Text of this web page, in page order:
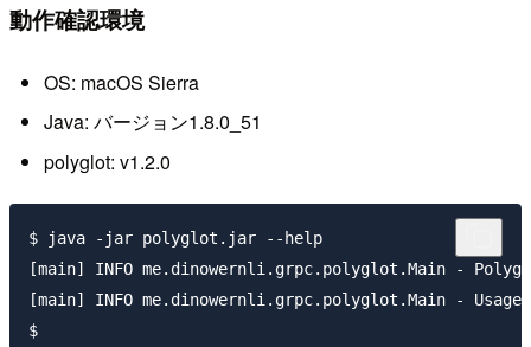
動作確認環境
OS: macOS Sierra
Java: バージョン1.8.0_51
polyglot: v1.2.0
$ java -jar polyglot.jar --help
[main] INFO me.dinowernli.grpc.polyglot.Main -
[main] INFO me.dinowernli.grpc.polyglot.Main -